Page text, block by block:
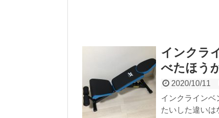
インクラ
べたほう
2020/10/11
インクラインベ
たいした違いは